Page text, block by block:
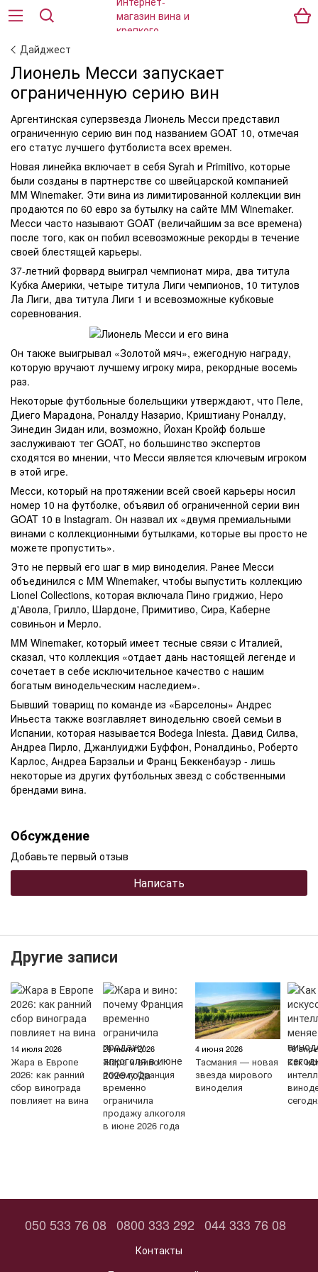
Дайджест
Лионель Месси запускает
ограниченную серию вин
Аргентинская суперзвезда Лионель Месси представил
ограниченную серию вин под названием GOAT 10, отмечая
его статус лучшего футболиста всех времен.
Новая линейка включает в себя Syrah и Primitivo, которые
были созданы в партнерстве со швейцарской компанией
MM Winemaker. Эти вина из лимитированной коллекции вин
продаются по 60 евро за бутылку на сайте MM Winemaker.
Месси часто называют GOAT (величайшим за все времена)
после того, как он побил всевозможные рекорды в течение
своей блестящей карьеры.
37-летний форвард выиграл чемпионат мира, два титула
Кубка Америки, четыре титула Лиги чемпионов, 10 титулов
Ла Лиги, два титула Лиги 1 и всевозможные кубковые
соревнования.
Он также выигрывал «Золотой мяч», ежегодную награду,
которую вручают лучшему игроку мира, рекордные восемь
раз.
Некоторые футбольные болельщики утверждают, что Пеле,
Диего Марадона, Роналду Назарио, Криштиану Роналду,
Зинедин Зидан или, возможно, Йохан Кройф больше
заслуживают тег GOAT, но большинство экспертов
сходятся во мнении, что Месси является ключевым игроком
в этой игре.
Месси, который на протяжении всей своей карьеры носил
номер 10 на футболке, объявил об ограниченной серии вин
GOAT 10 в Instagram. Он назвал их «двумя премиальными
винами с коллекционными бутылками, которые вы просто не
можете пропустить».
Это не первый его шаг в мир виноделия. Ранее Месси
объединился с MM Winemaker, чтобы выпустить коллекцию
Lionel Collections, которая включала Пино гриджио, Неро
д'Авола, Грилло, Шардоне, Примитиво, Сира, Каберне
совиньон и Мерло.
MM Winemaker, который имеет тесные связи с Италией,
сказал, что коллекция «отдает дань настоящей легенде и
сочетает в себе исключительное качество с нашим
богатым винодельческим наследием».
Бывший товарищ по команде из «Барселоны» Андрес
Иньеста также возглавляет винодельню своей семьи в
Испании, которая называется Bodega Iniesta. Давид Силва,
Андреа Пирло, Джанлуиджи Буффон, Роналдиньо, Роберто
Карлос, Андреа Барзальи и Франц Беккенбауэр - лишь
некоторые из других футбольных звезд с собственными
брендами вина.
Обсуждение
Добавьте первый отзыв
Написать
Другие записи
14 июля 2026
Жара в Европе
2026: как ранний
сбор винограда
повлияет на вина
29 июня 2026
Жара и вино:
почему Франция
временно
ограничила
продажу алкоголя
в июне 2026 года
4 июня 2026
Тасмания — новая
звезда мирового
виноделия
16
Как
050 533 76 08 0800 333 292 044 333 76 08
Контакты